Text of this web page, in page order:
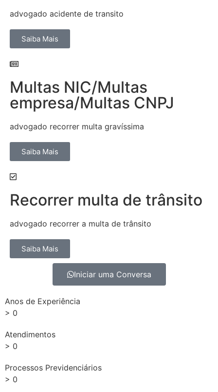
advogado acidente de transito
Saiba Mais
Multas NIC/Multas
empresa/Multas CNPJ
advogado recorrer multa gravíssima
Saiba Mais
Recorrer multa de trânsito
advogado recorrer a multa de trânsito
Saiba Mais
Iniciar uma Conversa
Anos de Experiência
> 0
Atendimentos
> 0
Processos Previdenciários
> 0